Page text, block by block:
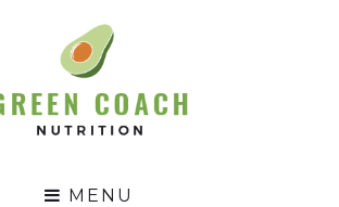
GCN
MENU